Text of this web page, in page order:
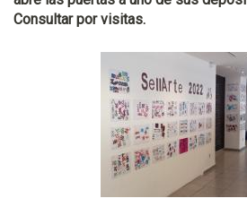
Consultar por visitas.